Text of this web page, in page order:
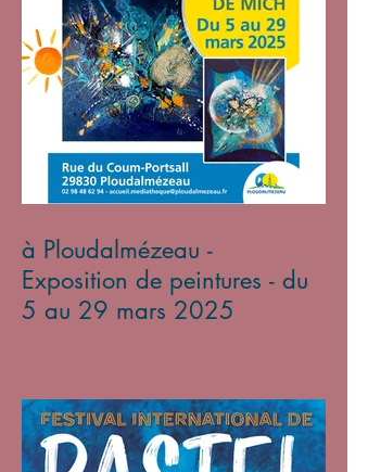
à Ploudalmézeau -
Exposition de peintures - du
5 au 29 mars 2025